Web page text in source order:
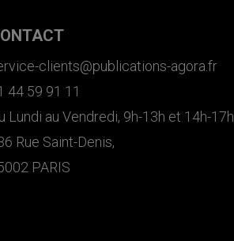
clients@publications-agora.fr
44 59 91 11
Lundi au Vendredi, 9h-13h et 14h-17h
Rue Saint-Denis,
PARIS